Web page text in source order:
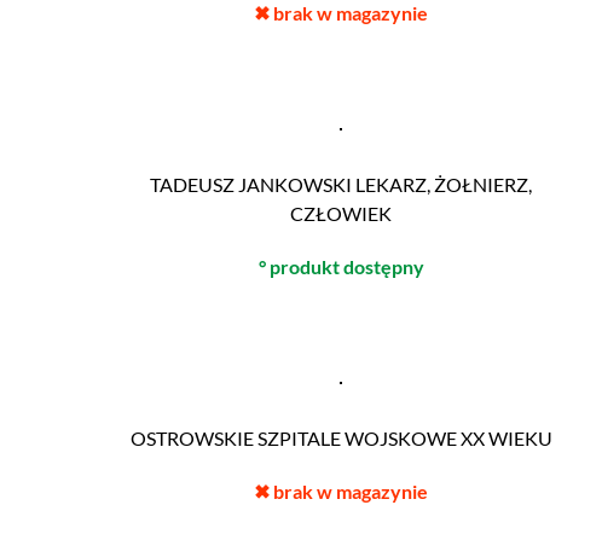
✖ brak w magazynie
TADEUSZ JANKOWSKI LEKARZ, ŻOŁNIERZ,
CZŁOWIEK
° produkt dostępny
OSTROWSKIE SZPITALE WOJSKOWE XX WIEKU
✖ brak w magazynie